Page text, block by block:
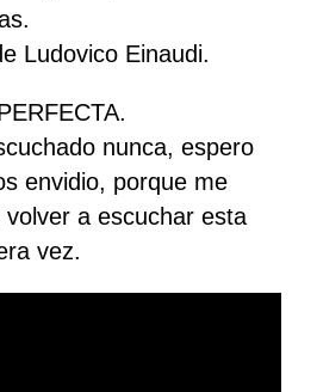
Ludovico Einaudi.
nunca, espero
envidio, porque me
a escuchar esta
vez.